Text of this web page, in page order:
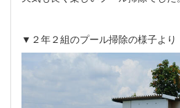
▼２年２組のプール掃除の様子より